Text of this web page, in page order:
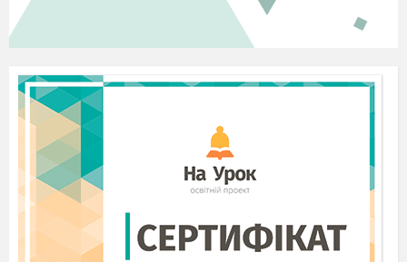
єдності, шанувати загальнолюдські
цінності, берегти Землю.
- узагальнити здобуті знання
про культуру Японії;
розвивати навики пошукової
діяльності;
-
вчити самостійно знаходити
інформацію у різних
джерелах;